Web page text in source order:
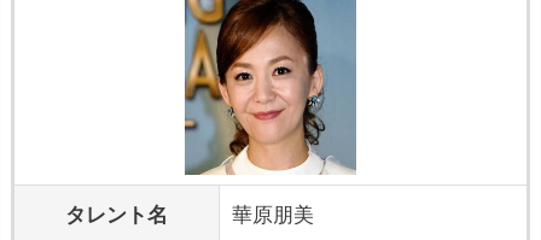
タレント名 華原朋美